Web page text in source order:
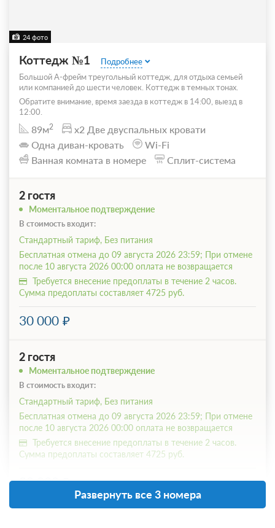
24 фото
Коттедж №1
Подробнее
Большой А-фрейм треугольный коттедж, для отдыха семьей
или компанией до шести человек. Коттедж в темных тонах.
Обратите внимание, время заезда в коттедж в 14:00, выезд в
12:00.
89м2
x2 Две двуспальных кровати
Одна диван-кровать
Wi-Fi
Ванная комната в номере
Сплит-система
2 гостя
Моментальное подтверждение
В стоимость входит:
Стандартный тариф, Без питания
Бесплатная отмена до 09 августа 2026 23:59; При отмене
после 10 августа 2026 00:00 оплата не возвращается
Требуется внесение предоплаты в течение 2 часов.
Сумма предоплаты составляет 4725 руб.
30 000
2 гостя
Моментальное подтверждение
В стоимость входит:
Стандартный тариф, Без питания
Бесплатная отмена до 09 августа 2026 23:59; При отмене
после 10 августа 2026 00:00 оплата не возвращается
Требуется внесение предоплаты в течение 2 часов.
Сумма предоплаты составляет 4725 руб.
30 000
Развернуть все 3 номера